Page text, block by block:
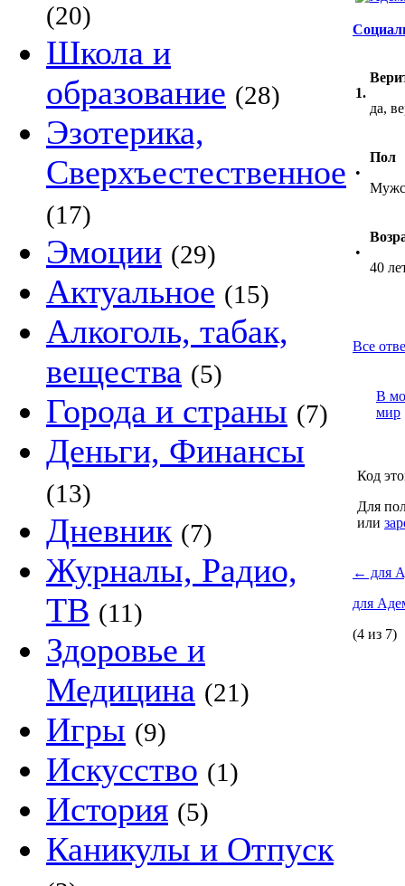
(20)
Школа и
образование (28)
Эзотерика,
Сверхъестественное
(17)
Эмоции (29)
Актуальное (15)
Алкоголь, табак,
вещества (5)
Города и страны (7)
Деньги, Финансы
(13)
Дневник (7)
Журналы, Радио,
ТВ (11)
Здоровье и
Медицина (21)
Игры (9)
Искусство (1)
История (5)
Каникулы и Отпуск
1.
да,
•
Пол
•
40
Все
В
мир
Код
Для
или
← для
для
(4 из 7)